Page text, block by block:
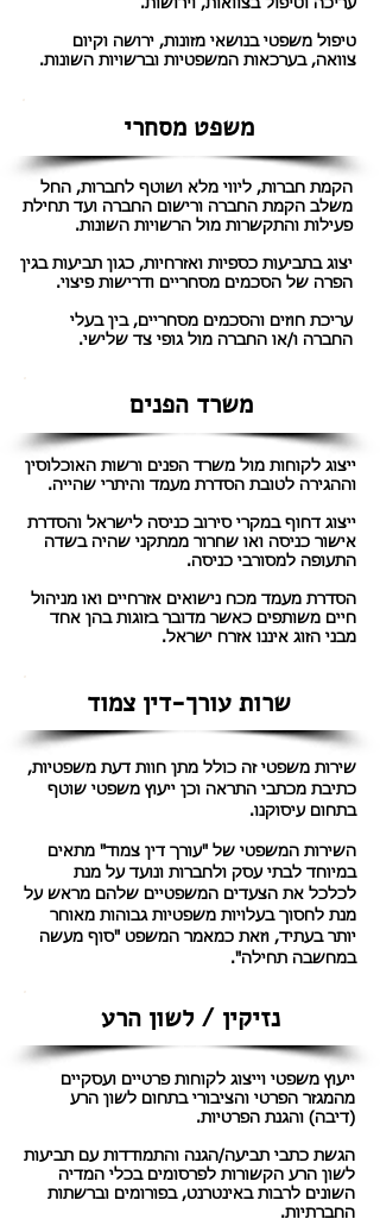
עריכה וטיפול בצוואות, וירושות.
טיפול משפטי בנושאי מזונות, ירושה וקיום
צוואה, בערכאות המשפטיות וברשויות השונות.
משפט מסחרי
הקמת חברות, ליווי מלא ושוטף לחברות, החל
משלב הקמת החברה ורישום החברה ועד תחילת
פעילות והתקשרות מול הרשויות השונות.
יצוג בתביעות כספיות ואזרחיות, כגון תביעות בגין
הפרה של הסכמים מסחריים ודרישות פיצוי.
עריכת חוזים והסכמים מסחריים, בין בעלי
החברה ו/או החברה מול גופי צד שלישי.
משרד הפנים
ייצוג לקוחות מול משרד הפנים ורשות האוכלוסין
וההגירה לטובת הסדרת מעמד והיתרי שהייה.​
ייצוג דחוף במקרי סירוב כניסה לישראל והסדרת
אישור כניסה ואו שחרור ממתקני שהיה בשדה
התעופה למסורבי כניסה.
הסדרת מעמד מכח נישואים אזרחיים ואו מניהול
חיים משותפים כאשר מדובר בזוגות בהן אחד
מבני הזוג איננו אזרח ישראל.
שרות עורך-דין צמוד
שירות משפטי זה כולל מתן חוות דעת משפטיות,
כתיבת מכתבי התראה וכן ייעוץ משפטי שוטף
בתחום עיסוקנו.
השירות המשפטי של "עורך דין צמוד" מתאים
במיוחד לבתי עסק ולחברות ונועד על מנת
לכלכל את הצעדים המשפטיים שלהם מראש על
מנת לחסוך בעלויות משפטיות גבוהות מאוחר
יותר בעתיד, וזאת כמאמר המשפט "סוף מעשה
במחשבה תחילה".
נזיקין / לשון הרע
ייעוץ משפטי וייצוג לקוחות פרטיים ועסקיים
מהמגזר הפרטי והציבורי בתחום לשון הרע
(דיבה) והגנת הפרטיות.
הגשת כתבי תביעה/הגנה והתמודדות עם תביעות
לשון הרע הקשורות לפרסומים בכלי המדיה
השונים לרבות באינטרנט, בפורומים וברשתות
החברתיות.